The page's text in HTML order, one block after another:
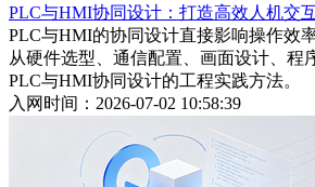
PLC与HMI协同设计：打造高效人机交
PLC与HMI的协同设计直接影响操作效
从硬件选型、通信配置、画面设计、程
PLC与HMI协同设计的工程实践方法。
入网时间：2026-07-02 10:58:39